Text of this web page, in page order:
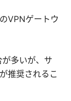
VPNゲートウ
多いが、サ
推奨されるこ